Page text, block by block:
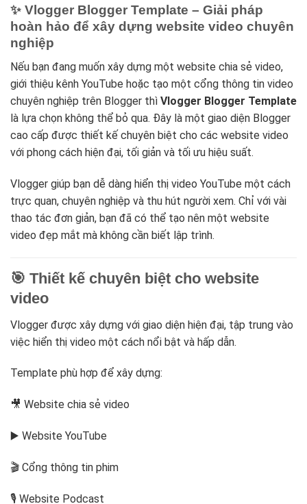
✨ Vlogger Blogger Template – Giải pháp
hoàn hảo để xây dựng website video chuyên
nghiệp
Nếu bạn đang muốn xây dựng một website chia sẻ video,
giới thiệu kênh YouTube hoặc tạo một cổng thông tin video
chuyên nghiệp trên Blogger thì Vlogger Blogger Template
là lựa chọn không thể bỏ qua. Đây là một giao diện Blogger
cao cấp được thiết kế chuyên biệt cho các website video
với phong cách hiện đại, tối giản và tối ưu hiệu suất.
Vlogger giúp bạn dễ dàng hiển thị video YouTube một cách
trực quan, chuyên nghiệp và thu hút người xem. Chỉ với vài
thao tác đơn giản, bạn đã có thể tạo nên một website
video đẹp mắt mà không cần biết lập trình.
🎯 Thiết kế chuyên biệt cho website
video
Vlogger được xây dựng với giao diện hiện đại, tập trung vào
việc hiển thị video một cách nổi bật và hấp dẫn.
Template phù hợp để xây dựng:
🎥 Website chia sẻ video
▶️ Website YouTube
🎬 Cổng thông tin phim
🎙️ Website Podcast